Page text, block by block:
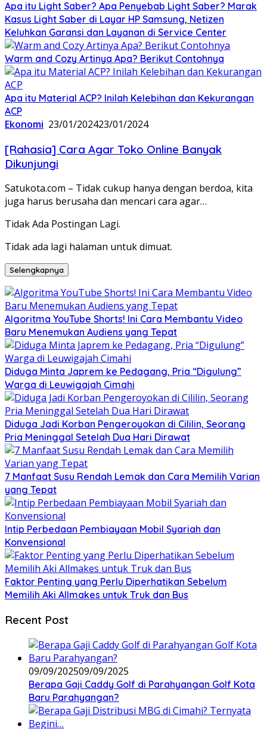
Apa itu Light Saber? Apa Penyebab Light Saber? Marak
Kasus Light Saber di Layar HP Samsung, Netizen
Keluhkan Garansi dan Layanan di Service Center
Warm and Cozy Artinya Apa? Berikut Contohnya
Apa itu Material ACP? Inilah Kelebihan dan Kekurangan
ACP
Ekonomi 23/01/202423/01/2024
[Rahasia] Cara Agar Toko Online Banyak
Dikunjungi
Satukota.com – Tidak cukup hanya dengan berdoa, kita
juga harus berusaha dan mencari cara agar…
Tidak Ada Postingan Lagi.
Tidak ada lagi halaman untuk dimuat.
Selengkapnya
Algoritma YouTube Shorts! Ini Cara Membantu Video
Baru Menemukan Audiens yang Tepat
Diduga Minta Japrem ke Pedagang, Pria “Digulung”
Warga di Leuwigajah Cimahi
Diduga Jadi Korban Pengeroyokan di Cililin, Seorang
Pria Meninggal Setelah Dua Hari Dirawat
7 Manfaat Susu Rendah Lemak dan Cara Memilih Varian
yang Tepat
Intip Perbedaan Pembiayaan Mobil Syariah dan
Konvensional
Faktor Penting yang Perlu Diperhatikan Sebelum
Memilih Aki Allmakes untuk Truk dan Bus
Recent Post
09/09/202509/09/2025
Berapa Gaji Caddy Golf di Parahyangan Golf Kota
Baru Parahyangan?